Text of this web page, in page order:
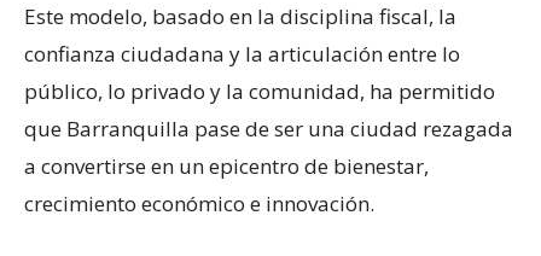
Este modelo, basado en la disciplina fiscal, la
confianza ciudadana y la articulación entre lo
público, lo privado y la comunidad, ha permitido
que Barranquilla pase de ser una ciudad rezagada
a convertirse en un epicentro de bienestar,
crecimiento económico e innovación.